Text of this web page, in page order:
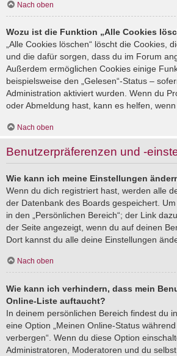
Nach oben
Wozu ist die Funktion „Alle Cookies
„Alle Cookies löschen“ löscht die Cookies,
und die dafür sorgen, dass du im Forum
Außerdem ermöglichen Cookies einige
beispielsweise den „Gelesen“-Status –
Administration aktiviert wurden. Wenn du
oder Abmeldung hast, kann es helfen,
Nach oben
Benutzerpräferenzen und -
Wie kann ich meine Einstellungen
Wenn du dich registriert hast, werden alle
der Datenbank des Boards gespeichert.
in den „Persönlichen Bereich“; der Link
der Seite angezeigt, wenn du auf deinen
Dort kannst du alle deine Einstellungen
Nach oben
Wie kann ich verhindern, dass mein
Online-Liste auftaucht?
In deinem persönlichen Bereich findest du
eine Option „Meinen Online-Status
verbergen“. Wenn du diese Option
Administratoren, Moderatoren und du